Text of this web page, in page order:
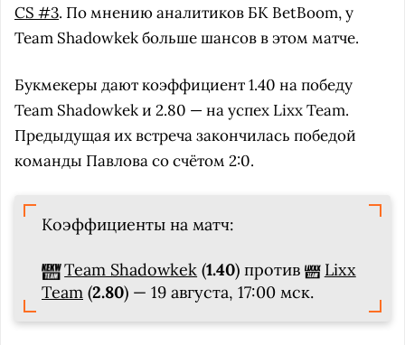
CS #3. По мнению аналитиков БК BetBoom, у
Team Shadowkek больше шансов в этом матче.
Букмекеры дают коэффициент 1.40 на победу
Team Shadowkek и 2.80 — на успех Lixx Team.
Предыдущая их встреча закончилась победой
команды Павлова со счётом 2:0.
Коэффициенты на матч:
Team Shadowkek (1.40) против
Lixx
Team (2.80) — 19 августа, 17:00 мск.